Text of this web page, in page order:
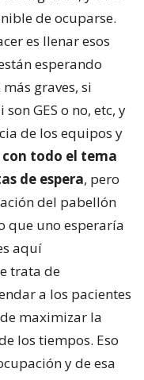
de ocuparse.
es llenar esos
esperando
graves, si
GES o no, etc, y
de los equipos y
todo el tema
de espera, pero
del pabellón
que uno esperaría
aquí
trata de
a los pacientes
maximizar la
los tiempos. Eso
y de esa